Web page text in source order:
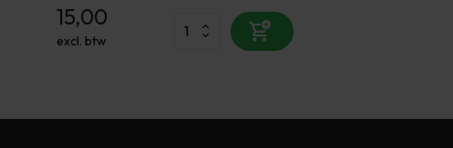
15,00
excl. btw